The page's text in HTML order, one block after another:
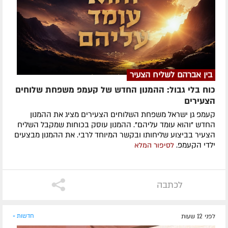
בין אברהם לשליח הצעיר
כוח בלי גבול: ההמנון החדש של קעמפ משפחת שלוחים
הצעירים
קעמפ גן ישראל משפחת השלוחים הצעירים מציג את ההמנון
החדש "והוא עומד עליהם". ההמנון עוסק בכוחות שמקבל השליח
הצעיר בביצוע שליחותו ובקשר המיוחד לרבי. את ההמנון מבצעים
ילדי הקעמפ. לסיפור המלא
לכתבה
לפני 12 שעות חדשות »